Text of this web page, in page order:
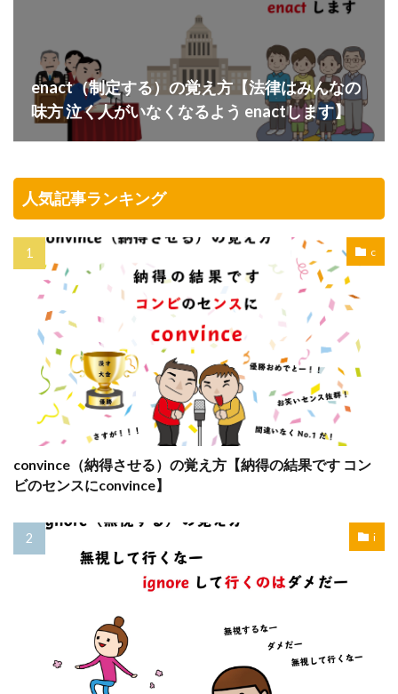
enact（制定する）の覚え方【法律はみんなの
味方 泣く人がいなくなるよう enactします】
人気記事ランキング
c
convince（納得させる）の覚え方【納得の結果です コン
ビのセンスにconvince】
i